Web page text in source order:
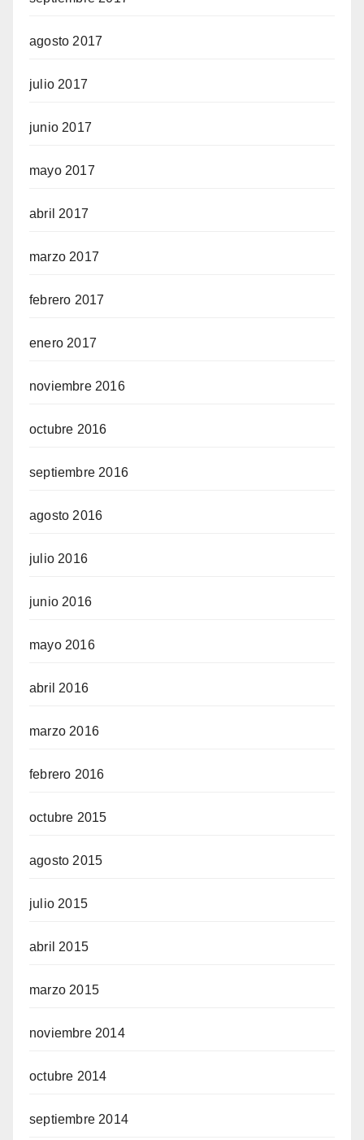
agosto 2017
julio 2017
junio 2017
mayo 2017
abril 2017
marzo 2017
febrero 2017
enero 2017
noviembre 2016
octubre 2016
septiembre 2016
agosto 2016
julio 2016
junio 2016
mayo 2016
abril 2016
marzo 2016
febrero 2016
octubre 2015
agosto 2015
julio 2015
abril 2015
marzo 2015
noviembre 2014
octubre 2014
septiembre 2014